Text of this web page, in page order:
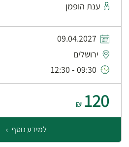
ענת הופמן
09.04.2027
ירושלים
09:30 - 12:30
120
₪
למידע נוסף